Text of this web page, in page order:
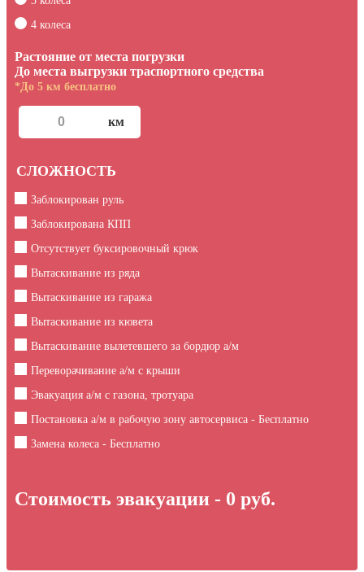
4 колеса
Растояние от места погрузки
До места выгрузки траспортного средства
*До 5 км бесплатно
СЛОЖНОСТЬ
Заблокирован руль
Заблокирована КПП
Отсутствует буксировочный крюк
Вытаскивание из ряда
Вытаскивание из гаража
Вытаскивание из кювета
Вытаскивание вылетевшего за бордюр а/м
Переворачивание а/м с крыши
Эвакуация а/м с газона, тротуара
Постановка а/м в рабочую зону автосервиса - Бесплатно
Замена колеса - Бесплатно
Стоимость эвакуации - 0 руб.